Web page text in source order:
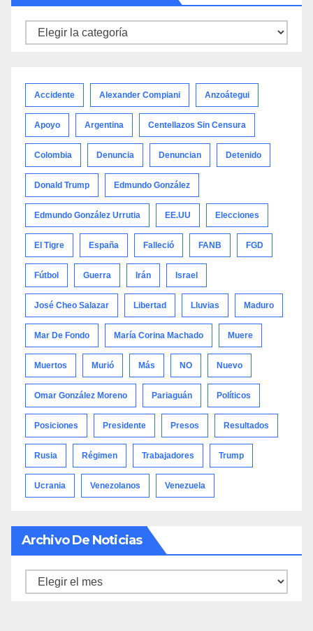
Noticias
Accidente Alexander Compiani Anzoátegui
Apoyo Argentina Centellazos Sin Censura
Colombia Denuncia Denuncian Detenido
Donald Trump Edmundo González
Edmundo González Urrutia EE.UU Elecciones
El Tigre España Falleció FANB FGD
Fútbol Guerra Irán Israel
José Cheo Salazar Libertad Lluvias Maduro
Mar De Fondo María Corina Machado Muere
Muertos Murió Más NO Nuevo
Omar González Moreno Pariaguán Políticos
Posiciones Presidente Presos Resultados
Rusia Régimen Trabajadores Trump
Ucrania Venezolanos Venezuela
Archivo De Noticias
Archivo